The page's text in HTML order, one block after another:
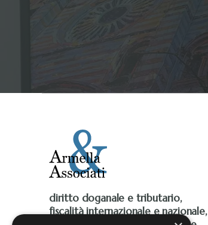
diritto doganale e tributario,
fiscalità internazionale e nazionale,